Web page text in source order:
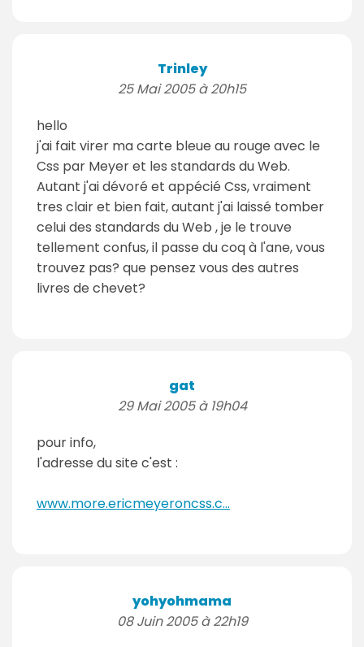
Trinley
25 Mai 2005 à 20h15
hello
j'ai fait virer ma carte bleue au rouge avec le
Css par Meyer et les standards du Web.
Autant j'ai dévoré et appécié Css, vraiment
tres clair et bien fait, autant j'ai laissé tomber
celui des standards du Web , je le trouve
tellement confus, il passe du coq à l'ane, vous
trouvez pas? que pensez vous des autres
livres de chevet?
gat
29 Mai 2005 à 19h04
pour info,
l'adresse du site c'est :
www.more.ericmeyeroncss.c...
yohyohmama
08 Juin 2005 à 22h19